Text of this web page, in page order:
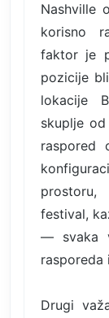
Nashville
korisno
faktor je
pozicije
lokacije
skuplje
raspored
festival,
— svaka
rasporeda
Drugi